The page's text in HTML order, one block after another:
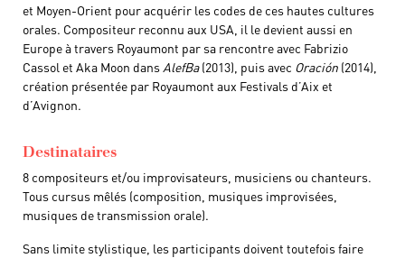
et Moyen-Orient pour acquérir les codes de ces hautes cultures
orales. Compositeur reconnu aux USA, il le devient aussi en
Europe à travers Royaumont par sa rencontre avec Fabrizio
Cassol et Aka Moon dans AlefBa(2013), puis avec Oración (2014),
création présentée par Royaumont aux Festivals d’Aix et
d’Avignon.
Destinataires
8 compositeurs et/ou improvisateurs, musiciens ou chanteurs.
Tous cursus mêlés (composition, musiques improvisées,
musiques de transmission orale).
Sans limite stylistique, les participants doivent toutefois faire